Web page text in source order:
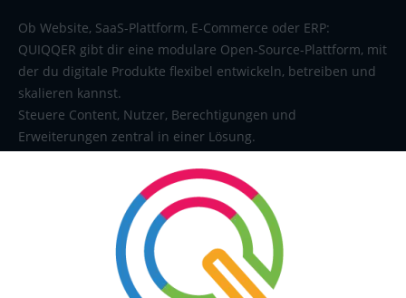
Ob Website, SaaS-Plattform, E-Commerce oder ERP:
QUIQQER gibt dir eine modulare Open-Source-Plattform, mit
der du digitale Produkte flexibel entwickeln, betreiben und
skalieren kannst.
Steuere Content, Nutzer, Berechtigungen und
Erweiterungen zentral in einer Lösung.